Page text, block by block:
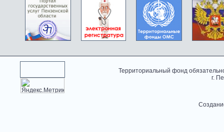
Территориальный фонд
г.